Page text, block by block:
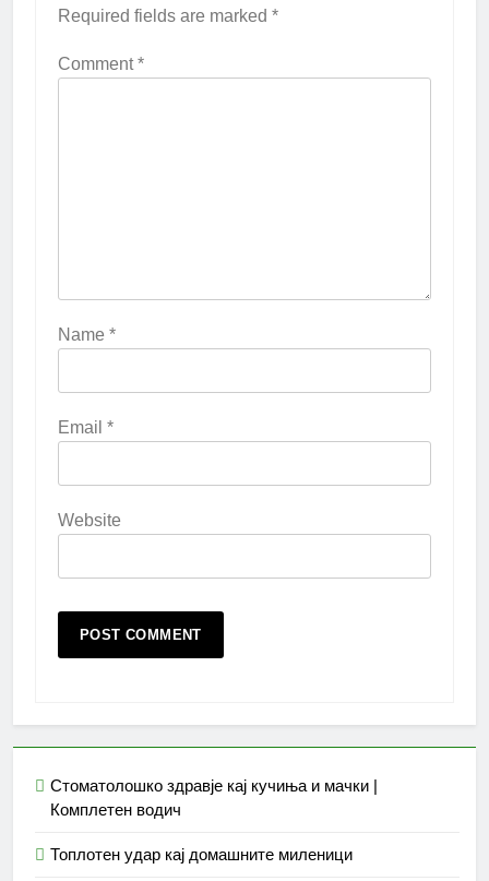
Required fields are marked *
Comment*
Name *
Email *
Website
Стоматолошко здравје кај кучиња и мачки |
Комплетен водич
Топлотен удар кај домашните миленици